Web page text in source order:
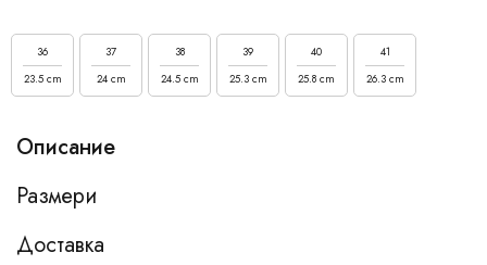
36
23.5 cm
37
24 cm
38
24.5 cm
39
25.3 cm
40
25.8 cm
41
26.3 cm
Описание
Размери
Доставка